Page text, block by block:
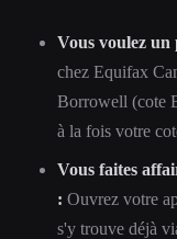
Vous voulez
chez Equifax
Borrowell (cote
à la fois votre
Vous faites
: Ouvrez votre
s'y trouve déjà